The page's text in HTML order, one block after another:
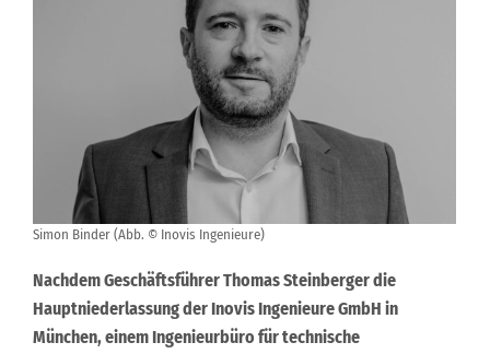
Simon Binder (Abb. © Inovis Ingenieure)
Nachdem Geschäftsführer Thomas Steinberger die
Hauptniederlassung der Inovis Ingenieure GmbH in
München, einem Ingenieurbüro für technische